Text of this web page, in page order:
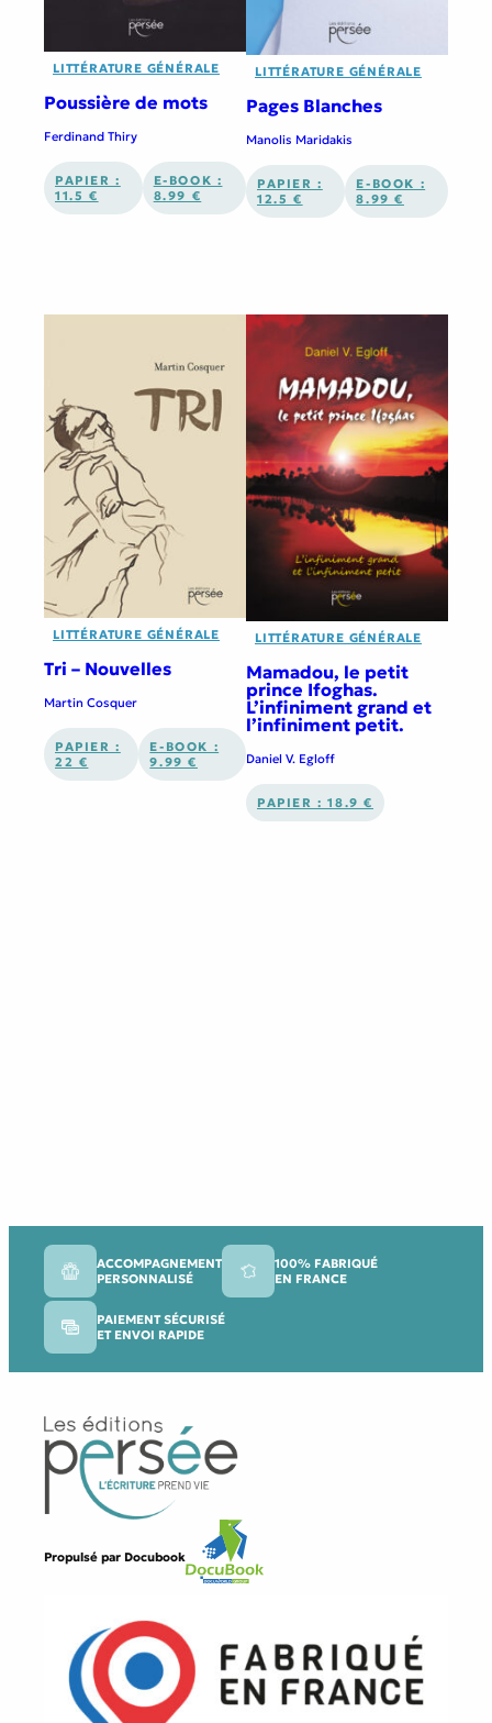
LITTÉRATURE GÉNÉRALE
Poussière de mots
Ferdinand Thiry
PAPIER :
11.5 €
E-BOOK :
8.99 €
LITTÉRATURE GÉNÉRALE
Pages Blanches
Manolis Maridakis
PAPIER :
12.5 €
E-BOOK :
8.99 €
LITTÉRATURE GÉNÉRALE
Tri – Nouvelles
Martin Cosquer
PAPIER :
22 €
E-BOOK :
9.99 €
LITTÉRATURE GÉNÉRALE
Mamadou, le petit
prince Ifoghas.
L’infiniment grand et
l’infiniment petit.
Daniel V. Egloff
PAPIER : 18.9 €
ACCOMPAGNEMENT
PERSONNALISÉ
100% FABRIQUÉ
EN FRANCE
PAIEMENT SÉCURISÉ
ET ENVOI RAPIDE
Propulsé par Docubook